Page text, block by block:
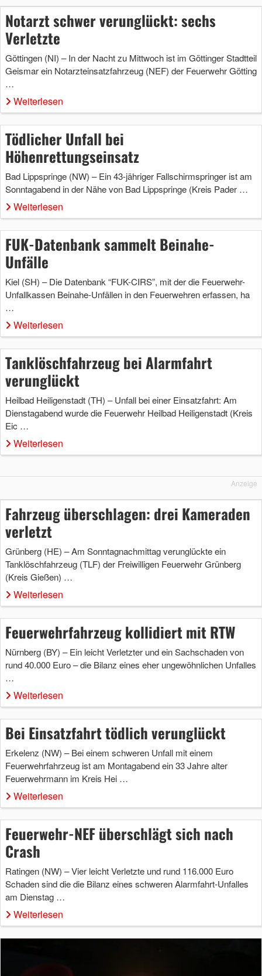
Notarzt schwer verunglückt: sechs
Verletzte
Göttingen (NI) – In der Nacht zu Mittwoch ist im Göttinger Stadtteil
Geismar ein Notarzteinsatzfahrzeug (NEF) der Feuerwehr Götting
…
Weiterlesen
Tödlicher Unfall bei
Höhenrettungseinsatz
Bad Lippspringe (NW) – Ein 43-jähriger Fallschirmspringer ist am
Sonntagabend in der Nähe von Bad Lippspringe (Kreis Pader …
Weiterlesen
FUK-Datenbank sammelt Beinahe-
Unfälle
Kiel (SH) – Die Datenbank “FUK-CIRS”, mit der die Feuerwehr-
Unfallkassen Beinahe-Unfällen in den Feuerwehren erfassen, ha
…
Weiterlesen
Tanklöschfahrzeug bei Alarmfahrt
verunglückt
Heilbad Heiligenstadt (TH) – Unfall bei einer Einsatzfahrt: Am
Dienstagabend wurde die Feuerwehr Heilbad Heiligenstadt (Kreis
Eic …
Weiterlesen
Anzeige
Fahrzeug überschlagen: drei Kameraden
verletzt
Grünberg (HE) – Am Sonntagnachmittag verunglückte ein
Tanklöschfahrzeug (TLF) der Freiwilligen Feuerwehr Grünberg
(Kreis Gießen) …
Weiterlesen
Feuerwehrfahrzeug kollidiert mit RTW
Nürnberg (BY) – Ein leicht Verletzter und ein Sachschaden von
rund 40.000 Euro – die Bilanz eines eher ungewöhnlichen Unfalles
…
Weiterlesen
Bei Einsatzfahrt tödlich verunglückt
Erkelenz (NW) – Bei einem schweren Unfall mit einem
Feuerwehrfahrzeug ist am Montagabend ein 33 Jahre alter
Feuerwehrmann im Kreis Hei …
Weiterlesen
Feuerwehr-NEF überschlägt sich nach
Crash
Ratingen (NW) – Vier leicht Verletzte und rund 116.000 Euro
Schaden sind die die Bilanz eines schweren Alarmfahrt-Unfalles
am Dienstag …
Weiterlesen